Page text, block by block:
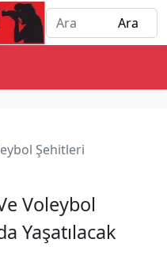
Şehitleri
Voleybol
Yaşatılacak